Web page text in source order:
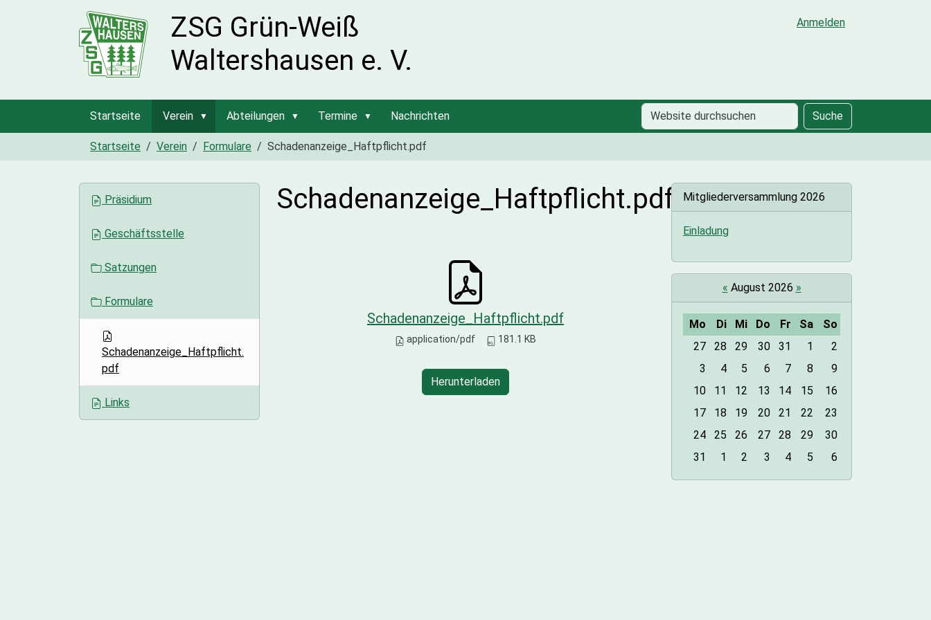
Anmelden
ZSG Grün-Weiß
Waltershausen e. V.
Startseite Verein Abteilungen Termine Nachrichten
Website
durchsuchen
Suche
Erweiterte
Suche…
Startseite
Verein Formulare Schadenanzeige_Haftpflicht.pdf
Schadenanzeige_Haftpflicht.pdf
Schadenanzeige_Haftpflicht.pdf
application/pdf 181.1 KB
Herunterladen
o
Präsidium
Geschäftsstelle
Satzungen
Formulare
Schadenanzeige_Haftpflicht.
pdf
Links
Mitgliederversammlung 2026
Einladung
« August 2026 »
Mo Di Mi Do Fr Sa
So
27
28 29 30 31 1
2
3
4 5 6 7 8
9
10
11 12 13 14 15
16
17
18 19 20 21 22
23
24
25 26 27 28 29
30
31
1 2 3 4 5 6